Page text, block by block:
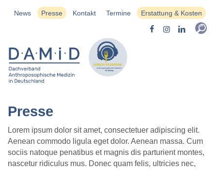
News Presse Kontakt Termine Erstattung & Kosten
Presse
Lorem ipsum dolor sit amet, consectetuer adipiscing elit.
Aenean commodo ligula eget dolor. Aenean massa. Cum
sociis natoque penatibus et magnis dis parturient montes,
nascetur ridiculus mus. Donec quam felis, ultricies nec,